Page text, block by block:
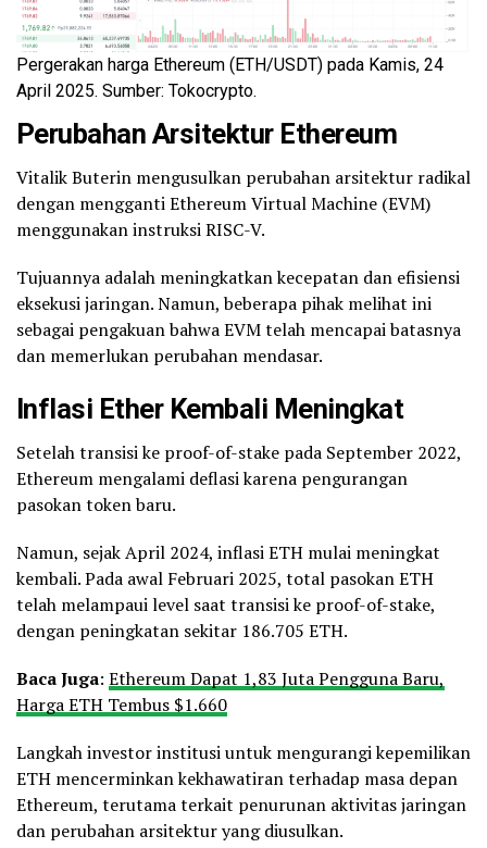
Pergerakan harga Ethereum (ETH/USDT) pada Kamis, 24
April 2025. Sumber: Tokocrypto.
Perubahan Arsitektur Ethereum
Vitalik Buterin mengusulkan perubahan arsitektur radikal
dengan mengganti Ethereum Virtual Machine (EVM)
menggunakan instruksi RISC-V.
Tujuannya adalah meningkatkan kecepatan dan efisiensi
eksekusi jaringan. Namun, beberapa pihak melihat ini
sebagai pengakuan bahwa EVM telah mencapai batasnya
dan memerlukan perubahan mendasar.
Inflasi Ether Kembali Meningkat
Setelah transisi ke proof-of-stake pada September 2022,
Ethereum mengalami deflasi karena pengurangan
pasokan token baru.
Namun, sejak April 2024, inflasi ETH mulai meningkat
kembali. Pada awal Februari 2025, total pasokan ETH
telah melampaui level saat transisi ke proof-of-stake,
dengan peningkatan sekitar 186.705 ETH.
Baca Juga: Ethereum Dapat 1,83 Juta Pengguna Baru,
Harga ETH Tembus $1.660
Langkah investor institusi untuk mengurangi kepemilikan
ETH mencerminkan kekhawatiran terhadap masa depan
Ethereum, terutama terkait penurunan aktivitas jaringan
dan perubahan arsitektur yang diusulkan.